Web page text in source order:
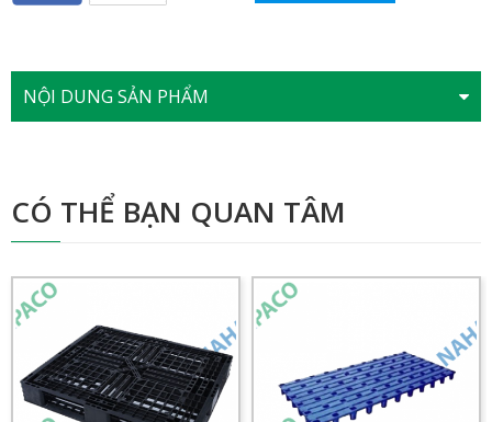
NỘI DUNG SẢN PHẨM
CÓ THỂ BẠN QUAN TÂM